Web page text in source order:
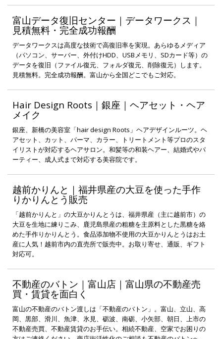
富山データ復旧センター｜データワークス｜
見積無料・完全成功報酬
データワークスは高度な技術で高復旧率を実現。あらゆるメディア
（パソコン、サーバー、外付けHDD、USBメモリ、SDカード等）の
データを復旧（ファイル復元、フォルダ復元、削除復元）します。
見積無料。完全成功報酬。富山から全国どこでもご対応。
Hair Design Roots｜銀座｜ヘアセット・ヘア
メイク
銀座、新橋の美容室「hair design Roots」ヘアデザインルーツ。ヘ
アセット、カット、パーマ、カラー、トリートメント等プロのスタ
イリストが対応するヘアサロン。和髪等の和装ヘアー、結婚式やパ
ーティー、成人式まで対応する美容院です。
越前かりんと｜福井県産の大豆を使った手作
りかりんとう販売
「越前かりんと」の大豆かりんとうは、福井県産（主に越前市）の
大豆を生地に練りこみ、鹿児島県産の粗糖を主原料とした黒糖を絡
めた手作りかりんとう。食品添加物不使用の大豆かりんとうはお土
産に人気！越前市内の直売所で販売中。お取り寄せ、通販、ギフト
対応可。
不動産のバトン｜富山店｜富山県の不動産売
買・賃貸を面白く
富山の不動産のバトン渡しは「不動産のバトン」。富山、立山、高
岡、黒部、滑川、魚津、氷見、砺波、南砺、小矢部、朝日、上市の
不動産売買、不動産賃貸のお手伝い。相続不動産、空家でお困りの